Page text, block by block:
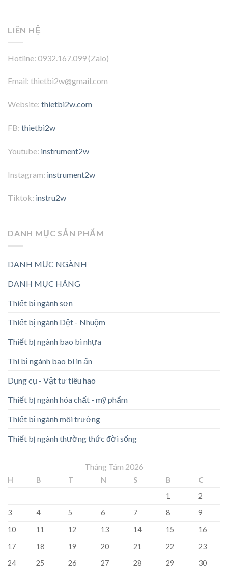
LIÊN HỆ
Hotline: 0932.167.099 (Zalo)
Email: thietbi2w@gmail.com
Website: thietbi2w.com
FB: thietbi2w
Youtube: instrument2w
Instagram: instrument2w
Tiktok: instru2w
DANH MỤC SẢN PHẨM
DANH MỤC NGÀNH
DANH MỤC HÃNG
Thiết bị ngành sơn
Thiết bị ngành Dệt - Nhuộm
Thiết bị ngành bao bì nhựa
Thí bị ngành bao bì in ấn
Dụng cụ - Vật tư tiêu hao
Thiết bị ngành hóa chất - mỹ phẩm
Thiết bị ngành môi trường
Thiết bị ngành thường thức đời sống
Tháng Tám 2026
H B T N S B
C
1
2
3
4 5 6 7 8
9
10
11 12 13 14 15
16
17
18 19 20 21 22
23
24
25 26 27 28 29 30